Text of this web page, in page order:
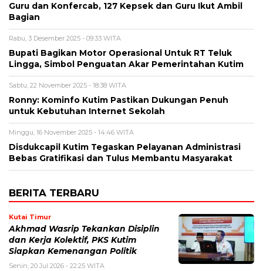
Guru dan Konfercab, 127 Kepsek dan Guru Ikut Ambil
Bagian
Rabu, 3 Desember 2025 - 09:33 WITA
Bupati Bagikan Motor Operasional Untuk RT Teluk
Lingga, Simbol Penguatan Akar Pemerintahan Kutim
Sabtu, 22 November 2025 - 18:38 WITA
Ronny: Kominfo Kutim Pastikan Dukungan Penuh
untuk Kebutuhan Internet Sekolah
Minggu, 16 November 2025 - 14:46 WITA
Disdukcapil Kutim Tegaskan Pelayanan Administrasi
Bebas Gratifikasi dan Tulus Membantu Masyarakat
BERITA TERBARU
Kutai Timur
Akhmad Wasrip Tekankan Disiplin
dan Kerja Kolektif, PKS Kutim
Siapkan Kemenangan Politik
Senin, 20 Jul 2026 - 22:25 WITA